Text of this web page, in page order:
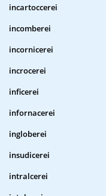
incartoccerei
incomberei
incornicerei
incrocerei
inficerei
infornacerei
ingloberei
insudicerei
intralcerei